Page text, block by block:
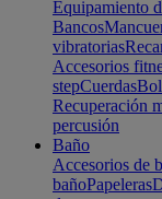
Equipamiento
Bancos
vibratorias
Accesorios
stepCuerdas
Recuperación
percusión
Baño
Accesorios de
bañoPapeleras